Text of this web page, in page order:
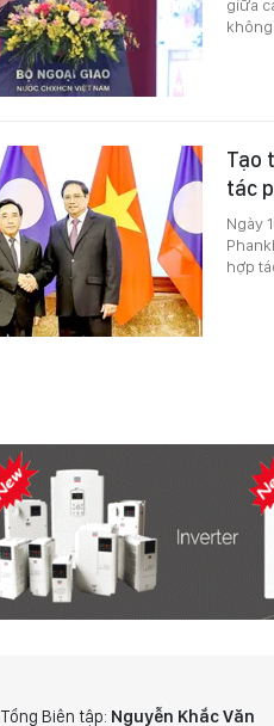
giữa
Tạo
tác
Ngày
hợp
Tổng Biên tập: Nguyễn Khắc Văn